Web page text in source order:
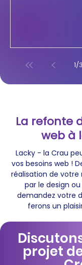
1/
La refonte
web à
Lacky - la Crau
vos besoins web !
réalisation de
par le design
demandez votre
ferons un
projet